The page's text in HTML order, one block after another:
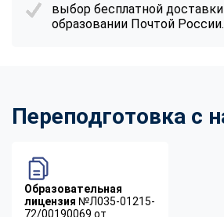
выбор бесплатной
образовании Почтой России.
Переподготовка с
Образовательная
лицензия №Л035-01215-
72/00190069 от